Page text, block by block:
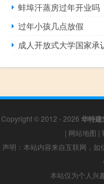
蚌埠汗蒸房过年开业吗
过年小孩几点放假
成人开放式大学国家承
Copyright © 2012 - 2026 华特
| 网站地图 |
声明：本站内容来自互联网，
本站仅为个人兴